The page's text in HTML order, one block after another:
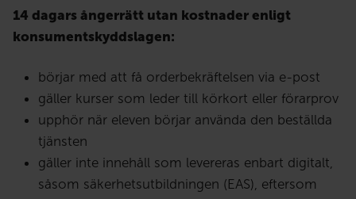
14 dagars ångerrätt utan kostnader enligt
konsumentskyddslagen:
börjar med att få orderbekräftelsen via e-post
gäller kurser som leder till körkort eller förarprov
upphör när eleven börjar använda den beställda
tjänsten
gäller inte innehåll som levereras enbart digitalt,
såsom säkerhetsutbildningen (EAS), eftersom